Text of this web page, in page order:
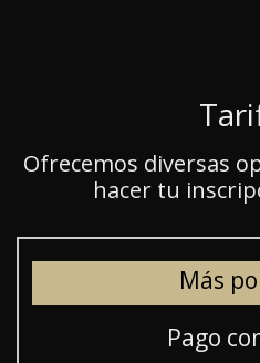
Ofrecemos diversas
hacer tu
Más
Pago